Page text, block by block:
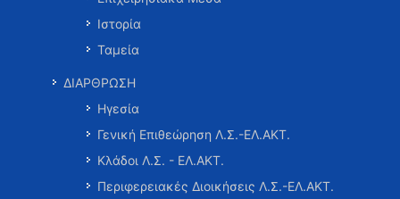
Ιστορία
Ταμεία
ΔΙΑΡΘΡΩΣΗ
Ηγεσία
Γενική Επιθεώρηση Λ.Σ.-ΕΛ.ΑΚΤ.
Κλάδοι Λ.Σ. - ΕΛ.ΑΚΤ.
Περιφερειακές Διοικήσεις Λ.Σ.-ΕΛ.ΑΚΤ.